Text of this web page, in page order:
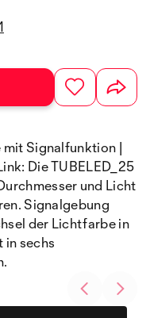
Signalfunktion |
Die TUBELED_25
und Licht
Signalgebung
der Lichtfarbe in
in sechs